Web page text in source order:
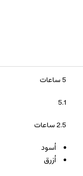
5 ساعات
5.1
2.5 ساعات
أسود
أزرق